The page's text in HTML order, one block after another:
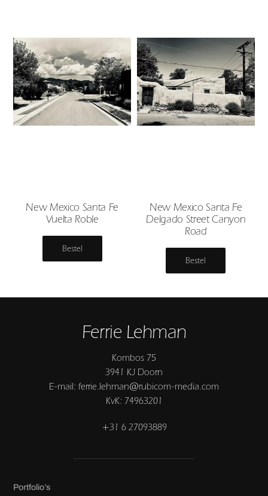
New Mexico Santa Fe
Vuelta Roble
Bestel
New Mexico Santa Fe
Delgado Street Canyon
Road
Bestel
Ferrie Lehman
Kombos 75
3941 KJ Doorn
E-mail: ferrie.lehman@rubicom-media.com
KvK: 74963201
+31 6 27093889
Portfolio’s